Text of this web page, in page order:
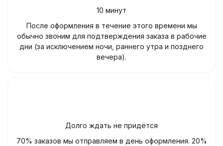
10 минут
После оформления в течение этого времени мы
обычно звоним для подтверждения заказа в рабочие
дни (за исключением ночи, раннего утра и позднего
вечера).
Долго ждать не придётся
70% заказов мы отправляем в день оформления. 20%